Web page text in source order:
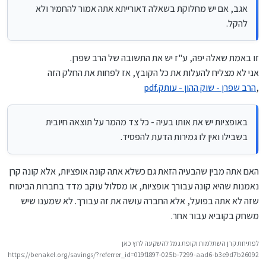
גמירות הדעת להפסיד.
לו גמירות הדעת להפסיד.
אגב, אם יש מחלוקת בשאלה דאורייתא אתה אמור להחמיר ולא
להקל.
זו באמת שאלה יפה, ע"ז יש את התשובה של הרב שפרן.
אני לא מצליח להעלות את כל הקובץ, אז לפחות את החלק הזה
,‏‏הרב שפרן - שוק ההון - עותק.pdf
באופציות יש את אותו בעיה - כל צד מהמר על תוצאה חיובית
בשבילו ואין לו גמירות הדעת להפסיד.
האם אתה מבין שהבעיה הזאת גם כשלא אתה קונה אופציות, אלא קונה קרן
נאמנות שהיא קונה עבורך אופציות, או מסלול עוקב מדד בחברות הביטוח
שזה לא אתה בפועל, אלא החברה עושה את זה עבורך. לא שמענו שיש
משחק בקוביא עבור אחר.
לפתיחת קרן השתלמות וקופת גמל להשקעה לחץ כאן
https://benakel.org/savings/?referrer_id=019f1897-025b-7299-aad6-b3e9d7b26092